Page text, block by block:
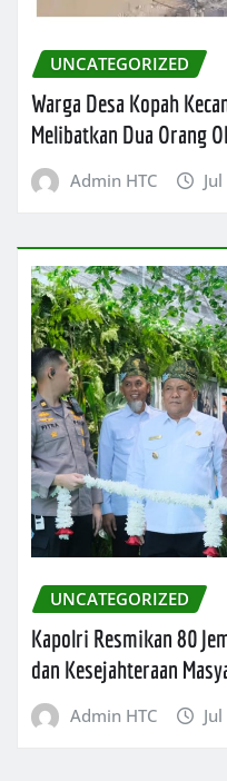
UNCATEGORIZED
Warga Desa Kopah
Melibatkan Dua Orang
Admin HTC
UNCATEGORIZED
Kapolri Resmikan 80
dan Kesejahteraan
Admin HTC